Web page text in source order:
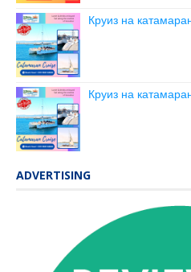
Круиз на
Круиз на
ADVERTISING